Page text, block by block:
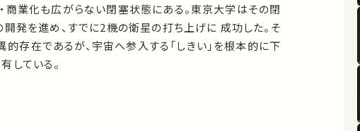
商業化も広がらない閉塞状態にある。東京大学はその閉
発を進め、すでに2機の衛星の打ち上げに 成功した。そ
存在であるが、宇宙へ参入する「しきい」を根本的に下
している。